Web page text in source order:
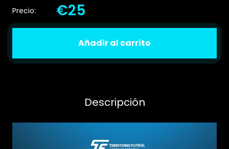
Precio: €25
Añadir al carrito
Descripción